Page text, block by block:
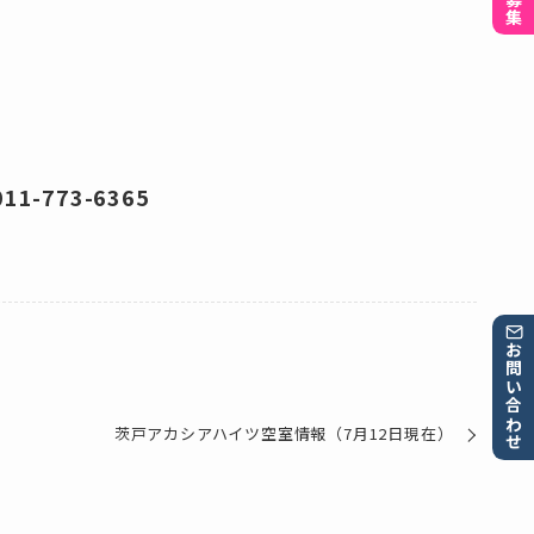
773-6365
茨戸アカシアハイツ空室情報（7月12日現在） お問い合わせ